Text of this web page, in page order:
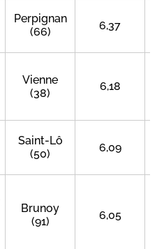
Perpignan
(66)
6,37
Vienne
(38)
6,18
Saint-Lô
(50)
6,09
Brunoy
(91)
6,05